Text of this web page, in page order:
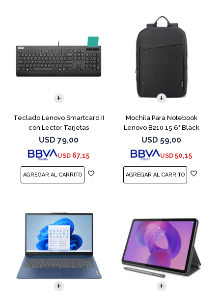
Teclado Lenovo Smartcard II
con Lector Tarjetas
Inteligente
USD 79,00
USD 67,15
Mochila Para Notebook
Lenovo B210 15.6" Black
USD 59,00
USD 50,15